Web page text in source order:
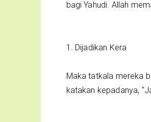
bagi Yahudi. Allah
1. Dijadikan Kera
Maka tatkala mereka
katakan kepadanya,